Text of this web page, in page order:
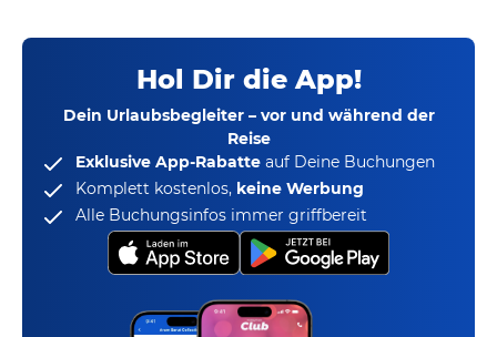
Hol Dir die App!
Dein Urlaubsbegleiter – vor und während der
Reise
Exklusive App-Rabatte auf Deine Buchungen
Komplett kostenlos, keine Werbung
Alle Buchungsinfos immer griffbereit